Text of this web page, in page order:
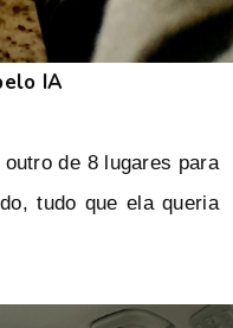
IA
de 8 lugares para
tudo que ela queria